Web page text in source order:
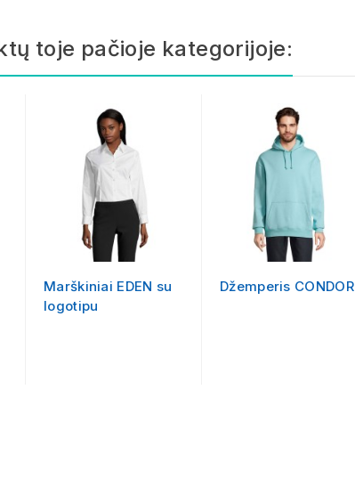
toje pačioje kategorijoje:
Marškiniai EDEN su
logotipu
Džemperis CONDOR